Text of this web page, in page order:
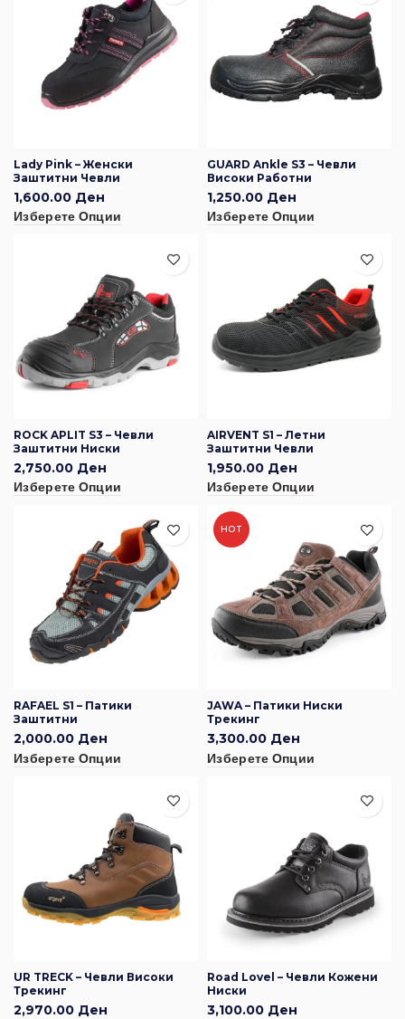
Lady Pink – Женски
Заштитни Чевли
1,600.00 Ден
Изберете Опции
GUARD Ankle S3 – Чевли
Високи Работни
1,250.00 Ден
Изберете Опции
ROCK APLIT S3 – Чевли
Заштитни Ниски
2,750.00 Ден
Изберете Опции
AIRVENT S1 – Летни
Заштитни Чевли
1,950.00 Ден
Изберете Опции
RAFAEL S1 – Патики
Заштитни
2,000.00 Ден
Изберете Опции
HOT
JAWA – Патики Ниски
Трекинг
3,300.00 Ден
Изберете Опции
UR TRECK – Чевли Високи
Трекинг
2,970.00 Ден
Road Lovel – Чевли Кожени
Ниски
3,100.00 Ден